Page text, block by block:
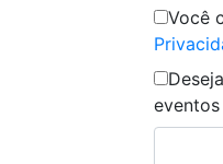
Você